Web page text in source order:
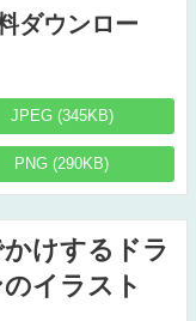
ダウンロー
JPEG (345KB)
PNG (290KB)
けするドラ
イラスト